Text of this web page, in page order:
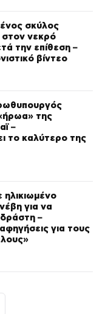
σκύλος
στον νεκρό
την επίθεση –
βίντεο
της
–
το καλύτερο της
ηλικιωμένο
για να
–
για τους